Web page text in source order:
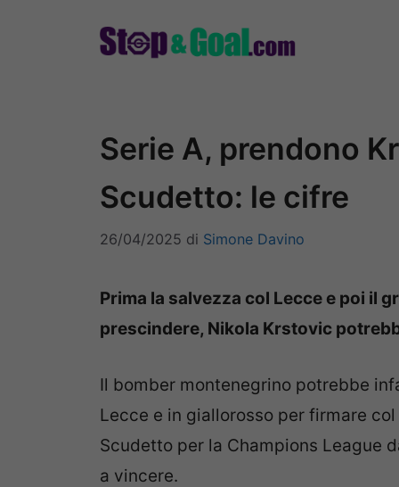
Serie A, prendono
Scudetto: le cifre
26/04/2025 di Simone Davino
Prima la salvezza col Lecce e poi il
prescindere, Nikola Krstovic
Il bomber montenegrino potrebbe
Lecce e in giallorosso per firmare
Scudetto per la Champions League
a vincere.